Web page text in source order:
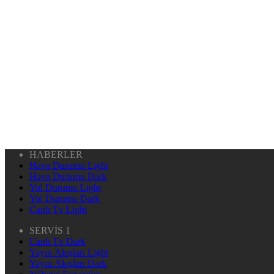
HABERLER
Hava Durumu Light
Hava Durumu Dark
Yol Durumu Light
Yol Durumu Dark
Canlı Tv Light
SERVİS 1
Canlı Tv Dark
Yayın Akışları Light
Yayın Akışları Dark